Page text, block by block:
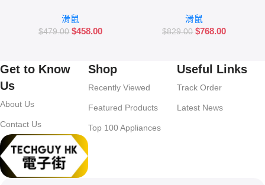
滑鼠
$479.00 $458.00
滑鼠
$829.00 $768.00
Get to Know
Us
About Us
Contact Us
Shop
Recently Viewed
Featured Products
Top 100 Appliances
Useful Links
Track Order
Latest News